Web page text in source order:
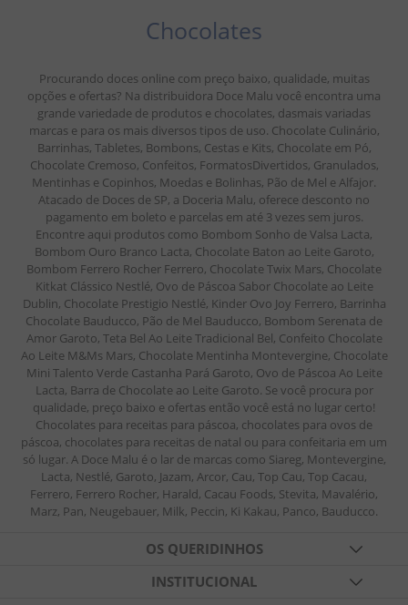
Chocolates
Procurando doces online com preço baixo, qualidade, muitas
opções e ofertas? Na distribuidora Doce Malu você encontra uma
grande variedade de produtos e chocolates, dasmais variadas
marcas e para os mais diversos tipos de uso. Chocolate Culinário,
Barrinhas, Tabletes, Bombons, Cestas e Kits, Chocolate em Pó,
Chocolate Cremoso, Confeitos, FormatosDivertidos, Granulados,
Mentinhas e Copinhos, Moedas e Bolinhas, Pão de Mel e Alfajor.
Atacado de Doces de SP, a Doceria Malu, oferece desconto no
pagamento em boleto e parcelas em até 3 vezes sem juros.
Encontre aqui produtos como Bombom Sonho de Valsa Lacta,
Bombom Ouro Branco Lacta, Chocolate Baton ao Leite Garoto,
Bombom Ferrero Rocher Ferrero, Chocolate Twix Mars, Chocolate
Kitkat Clássico Nestlé, Ovo de Páscoa Sabor Chocolate ao Leite
Dublin, Chocolate Prestigio Nestlé, Kinder Ovo Joy Ferrero, Barrinha
Chocolate Bauducco, Pão de Mel Bauducco, Bombom Serenata de
Amor Garoto, Teta Bel Ao Leite Tradicional Bel, Confeito Chocolate
Ao Leite M&Ms Mars, Chocolate Mentinha Montevergine, Chocolate
Mini Talento Verde Castanha Pará Garoto, Ovo de Páscoa Ao Leite
Lacta, Barra de Chocolate ao Leite Garoto. Se você procura por
qualidade, preço baixo e ofertas então você está no lugar certo!
Chocolates para receitas para páscoa, chocolates para ovos de
páscoa, chocolates para receitas de natal ou para confeitaria em um
só lugar. A Doce Malu é o lar de marcas como Siareg, Montevergine,
Lacta, Nestlé, Garoto, Jazam, Arcor, Cau, Top Cau, Top Cacau,
Ferrero, Ferrero Rocher, Harald, Cacau Foods, Stevita, Mavalério,
Marz, Pan, Neugebauer, Milk, Peccin, Ki Kakau, Panco, Bauducco.
OS QUERIDINHOS
TABLETES DE CHOCOLATES
INSTITUCIONAL